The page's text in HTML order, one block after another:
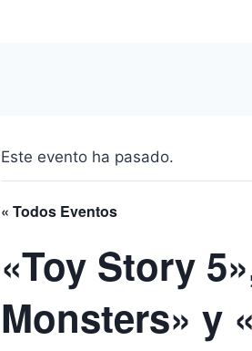
Este evento ha pasado.
« Todos Eventos
«Toy Story
Monsters» y